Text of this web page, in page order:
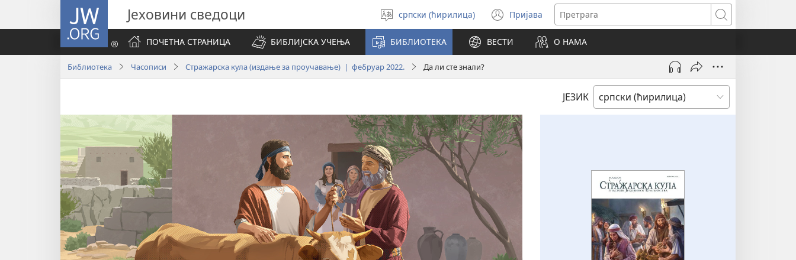
JW.ORG Јеховини сведоци
Изабери
језик
српски (ћирилица) Пријава
(отвара
нови
прозор)
Претрага
ПОЧЕТНА СТРАНИЦА
БИБЛИЈСКА УЧЕЊА БИБЛИОТЕКА ВЕСТИ О НАМА
Библиотека Часописи Стражарска кула (издање за проучавање) | фебруар 2022. Да ли сте знали?
ЈЕЗИК